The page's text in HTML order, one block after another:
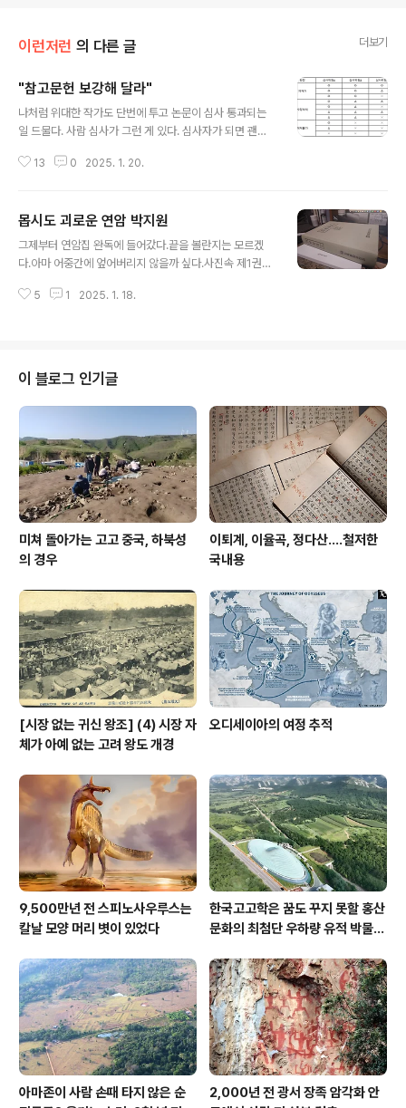
이런저런 의 다른 글 더보기
"참고문헌 보강해 달라"
나처럼 위대한 작가도 단번에 투고 논문이 심사 통과되는
일 드물다. 사람 심사가 그런 게 있다. 심사자가 되면 괜히
지상정 아니겠는가? 골려먹는 재미만큼 짜릿함을 주는 일
난 그런 꼬장 안 부리는 사람이라 보거니와, 수준이 안 되기
때문에 그리 요구했을 뿐이다. 한데 내가 제출한 논문에 대
해 가끔씩 수정없이 개재가 판정을 때리면서도 수정 사항
보강해 달라는 말이었다. 참고문헌이 너무 없으니 그 칸을
13 0 2025. 1. 20.
몹시도 괴로운 연암 박지원
그제부터 연암집 완독에 들어갔다.끝을 볼란지는 모르겠
다.아마 어중간에 엎어버리지 않을까 싶다.사진속 제1권과
진회에서 신호열 김명호 옮김으로 출간했다.옛날 풍모가
필요없는 발군의 연구자라이걸 내고서 불미한 데가 많다해
서인지 아마 다른 상업출판사서 쏵 개비한 판본을 냈을 것
이다.그 판본 역시 나는 보유 중이나 서재 어디 있는지 찾기
가 곤란해 이 구판으로 접근 중이다.오역 또한 신판에서는
많이 바로잡았다 했다 기억하는데 신판이건 구판이건 일단
독파가 중요하다.이전에 여러 번 완독을 시도했다 ..
5 1 2025. 1. 18.
이 블로그 인기글
미쳐 돌아가는 고고 중국, 하북성
의 경우
이퇴계, 이율곡, 정다산....철저한
국내용
[시장 없는 귀신 왕조] (4) 시장 자
체가 아예 없는 고려 왕도 개경
오디세이아의 여정 추적
9,500만년 전 스피노사우루스는
칼날 모양 머리 볏이 있었다
한국고고학은 꿈도 꾸지 못할 홍산
문화의 최첨단 우하량 유적 박물관
아마존이 사람 손때 타지 않은 순
2,000년 전 광서 장족 암각화 안